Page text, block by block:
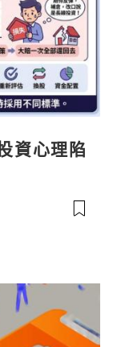
資心理陷